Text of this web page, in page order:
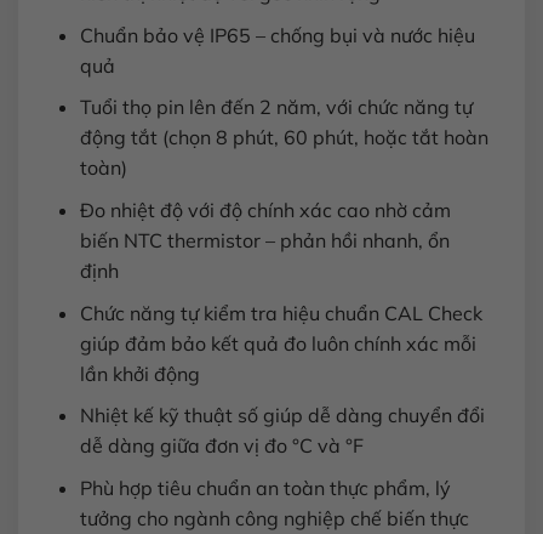
Chuẩn bảo vệ IP65 – chống bụi và nước hiệu
quả
Tuổi thọ pin lên đến 2 năm, với chức năng tự
động tắt (chọn 8 phút, 60 phút, hoặc tắt hoàn
toàn)
Đo nhiệt độ với độ chính xác cao nhờ cảm
biến NTC thermistor – phản hồi nhanh, ổn
định
Chức năng tự kiểm tra hiệu chuẩn CAL Check
giúp đảm bảo kết quả đo luôn chính xác mỗi
lần khởi động
Nhiệt kế kỹ thuật số giúp dễ dàng chuyển đổi
dễ dàng giữa đơn vị đo °C và °F
Phù hợp tiêu chuẩn an toàn thực phẩm, lý
tưởng cho ngành công nghiệp chế biến thực